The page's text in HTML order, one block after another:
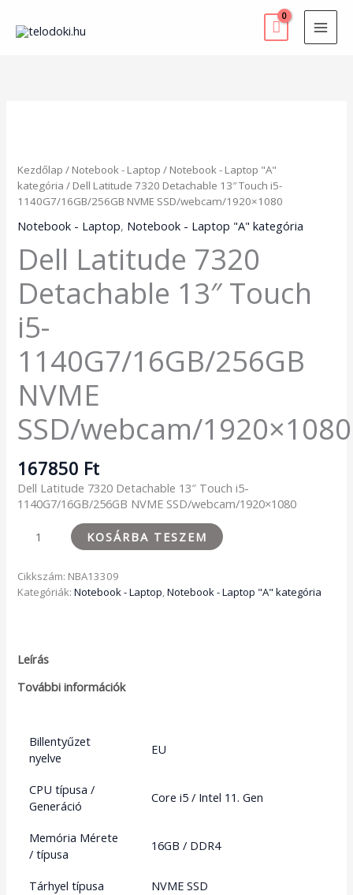
content
Kezdőlap / Notebook - Laptop / Notebook - Laptop "A"
kategória / Dell Latitude 7320 Detachable 13″ Touch i5-
1140G7/16GB/256GB NVME SSD/webcam/1920×1080
Notebook - Laptop, Notebook - Laptop "A" kategória
Dell Latitude 7320
Detachable 13″ Touch
i5-
1140G7/16GB/256GB
NVME
SSD/webcam/1920×1080
167850 Ft
Dell Latitude 7320 Detachable 13″ Touch i5-
1140G7/16GB/256GB NVME SSD/webcam/1920×1080
Detachable
13"
Touch
i5-
1140G7/16GB/256GB
SSD/webcam/1920x1080
mennyiség
KOSÁRBA TESZEM
Cikkszám: NBA13309
Kategóriák:Notebook - Laptop,Notebook - Laptop "A" kategória
Leírás
További információk
Billentyűzet
nyelve
EU
CPU típusa /
Generáció
Core i5 / Intel 11. Gen
Memória Mérete
/ típusa
16GB / DDR4
Tárhyel típusa
NVME SSD